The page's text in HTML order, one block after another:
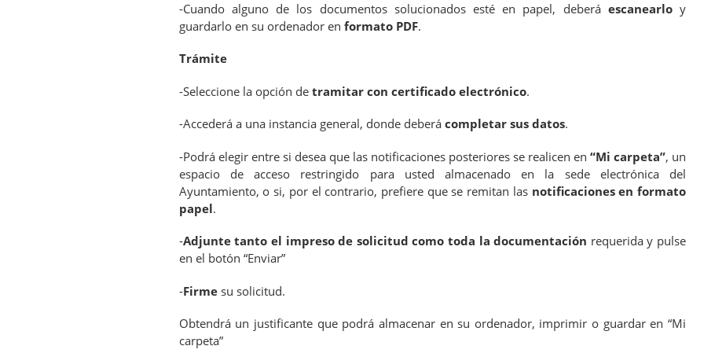
-Cuando alguno de los documentos solucionados esté en papel, deberá escanearloy
guardarlo en su ordenador en formato PDF.
Trámite
-Seleccione la opción de tramitar con certificado electrónico.
-Accederá a una instancia general, donde deberá completar sus datos.
-Podrá elegir entre si desea que las notificaciones posteriores se realicen en“Mi carpeta”, un
espacio de acceso restringido para usted almacenado en la sede electrónica del
Ayuntamiento, o si, por el contrario, prefiere que se remitan las notificaciones en formato
papel.
-Adjunte tanto el impreso de solicitud como toda la documentación requerida y pulse
en el botón “Enviar”
-Firmesu solicitud.
Obtendrá un justificante que podrá almacenar en su ordenador, imprimir o guardar en “Mi
carpeta”